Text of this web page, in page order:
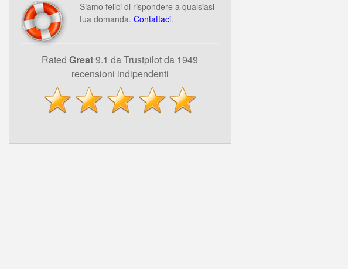
Siamo felici di rispondere a qualsiasi
tua domanda. Contattaci.
RatedGreat9.1 da Trustpilot da 1949
recensioni indipendenti